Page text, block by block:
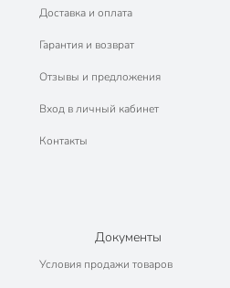
Доставка и оплата
Гарантия и возврат
Отзывы и предложения
Вход в личный кабинет
Контакты
Документы
Условия продажи товаров